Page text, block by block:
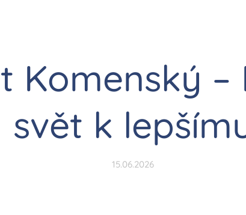
Komenský –
svět k
15.06.2026